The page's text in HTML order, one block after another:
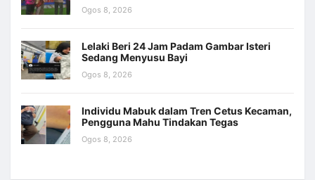
Ogos 8, 2026
Lelaki Beri 24 Jam Padam Gambar Isteri
Sedang Menyusu Bayi
Ogos 8, 2026
Individu Mabuk dalam Tren Cetus Kecaman,
Pengguna Mahu Tindakan Tegas
Ogos 8, 2026